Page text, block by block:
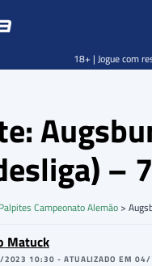
–
Palpites Campeonato Alemão >
Matuck
10:30 - ATUALIZADO EM
18+ | Jogue com